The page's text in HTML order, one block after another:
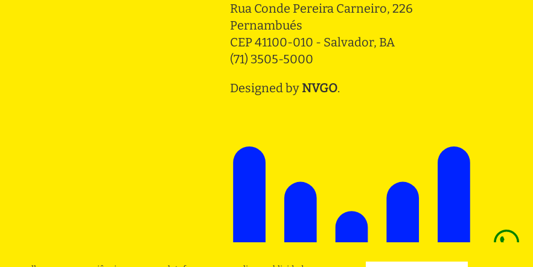
Rua Conde Pereira Carneiro, 226
Pernambués
CEP 41100-010 - Salvador, BA
(71) 3505-5000
Designed by NVGO.